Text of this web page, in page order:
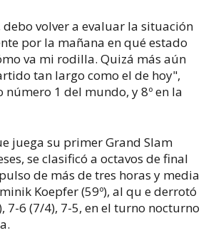
volver a evaluar la situación
por la mañana en qué estado
va mi rodilla. Quizá más aún
tan largo como el de hoy",
1 del mundo, y 8º en la
juega su primer Grand Slam
se clasificó a octavos de final
de más de tres horas y media
Koepfer (59º), al qu e derrotó
7-6 (7/4), 7-5, en el turno nocturno